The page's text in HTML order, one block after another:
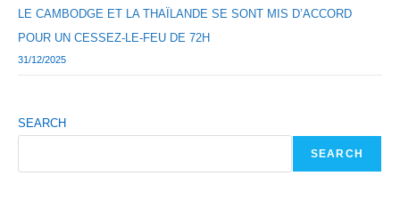
LE CAMBODGE ET LA THAÏLANDE SE SONT MIS D’ACCORD
POUR UN CESSEZ-LE-FEU DE 72H
31/12/2025
SEARCH
SEARCH